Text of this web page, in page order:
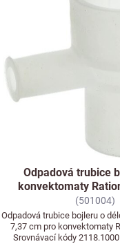
Odpadová trubice
konvektomaty
(501004)
Odpadová trubice bojleru o
7,37 cm pro konvektomaty
Srovnávací kódy